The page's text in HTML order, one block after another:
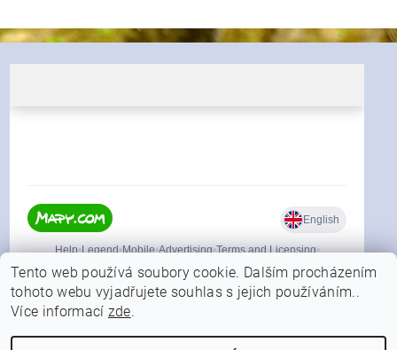
Tento web používá soubory cookie. Dalším procházením
tohoto webu vyjadřujete souhlas s jejich používáním..
Více informací zde.